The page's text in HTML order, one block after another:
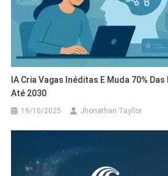
IA Cria Vagas Inéditas E Muda 70%
Até 2030
19/10/2025 Jhonathan Tayllor